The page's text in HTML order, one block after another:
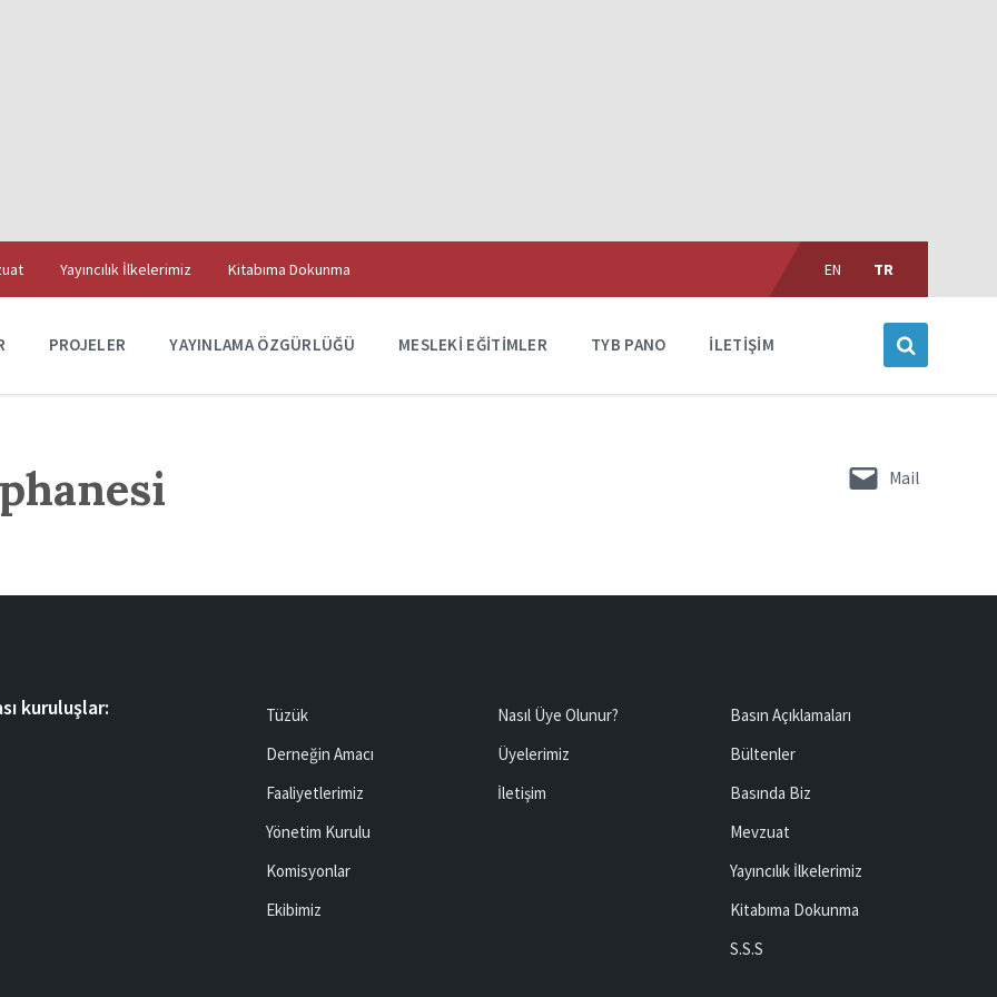
Yayıncılık İlkelerimiz
Kitabıma Dokunma
Choose
language:
EN TR
PROJELER YAYINLAMA ÖZGÜRLÜĞÜ MESLEKI EĞITIMLER TYB PANO İLETIŞIM
Mail
kuruluşlar:
Tüzük
Derneğin Amacı
Faaliyetlerimiz
Yönetim Kurulu
Komisyonlar
Ekibimiz
Nasıl Üye Olunur?
Üyelerimiz
İletişim
Basın Açıklamaları
Bültenler
Basında Biz
Mevzuat
Yayıncılık İlkelerimiz
Kitabıma Dokunma
S.S.S